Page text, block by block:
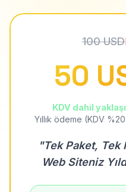
100 USD
50
KDV dahil
Yıllık ödeme (KDV
"Tek Paket,
Web Siteniz